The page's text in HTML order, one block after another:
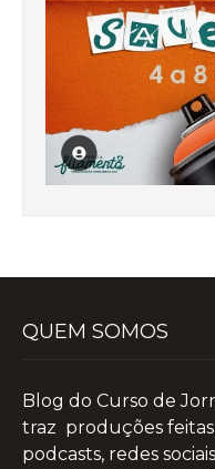
QUEM SOMOS
Blog do Curso de
traz produções
podcasts, redes